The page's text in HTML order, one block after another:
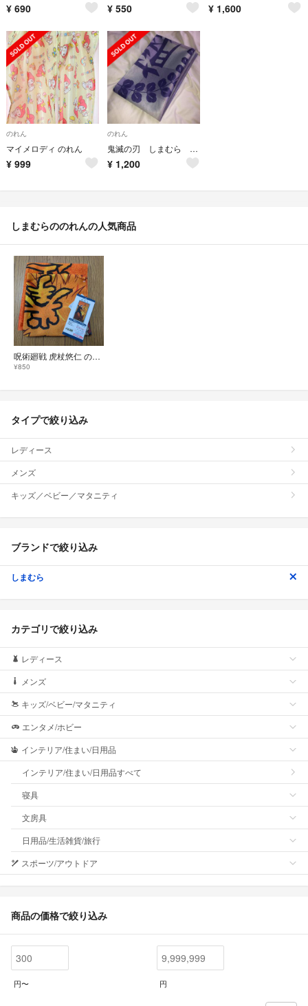
¥ 690 ¥ 550 ¥ 1,600
のれん
マイメロディ のれん
¥ 999
のれん
鬼滅の刃 しまむら のれん
¥ 1,200
しまむらののれんの人気商品
呪術廻戦 虎杖悠仁 のれん 暖簾 しまむら
¥850
タイプで絞り込み
レディース
メンズ
キッズ／ベビー／マタニティ
ブランドで絞り込み
しまむら
カテゴリで絞り込み
レディース
メンズ
キッズ/ベビー/マタニティ
エンタメ/ホビー
インテリア/住まい/日用品
インテリア/住まい/日用品すべて
寝具
文房具
日用品/生活雑貨/旅行
スポーツ/アウトドア
商品の価格で絞り込み
円〜 円